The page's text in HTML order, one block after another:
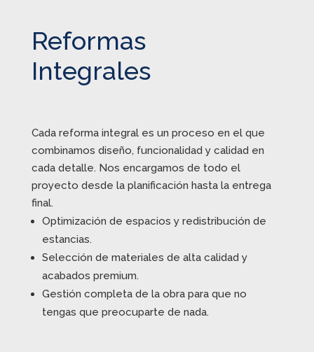
Reformas
Integrales
Cada reforma integral es un proceso en el que
combinamos diseño, funcionalidad y calidad en
cada detalle. Nos encargamos de todo el
proyecto desde la planificación hasta la entrega
final.
Optimización de espacios y redistribución de
estancias.
Selección de materiales de alta calidad y
acabados premium.
Gestión completa de la obra para que no
tengas que preocuparte de nada.